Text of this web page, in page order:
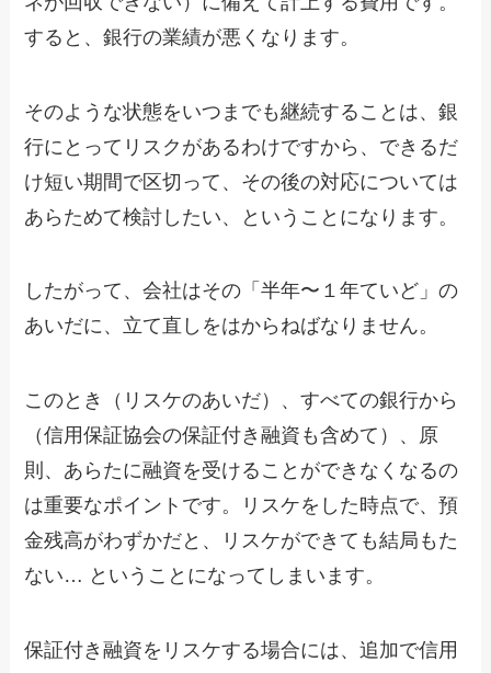
すると、銀行の業績が悪くなります。
そのような状態をいつまでも継続することは、銀
行にとってリスクがあるわけですから、できるだ
け短い期間で区切って、その後の対応については
あらためて検討したい、ということになります。
したがって、会社はその「半年〜１年ていど」の
あいだに、立て直しをはからねばなりません。
このとき（リスケのあいだ）、すべての銀行から
（信用保証協会の保証付き融資も含めて）、原
則、あらたに融資を受けることができなくなるの
は重要なポイントです。リスケをした時点で、預
金残高がわずかだと、リスケができても結局もた
ない… ということになってしまいます。
保証付き融資をリスケする場合には、追加で信用